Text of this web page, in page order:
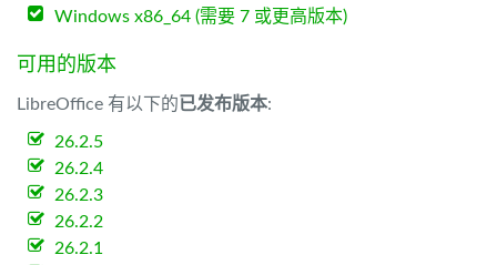
Windows x86_64 (需要 7 或更高版本)
可用的版本
LibreOffice 有以下的已发布版本:
26.2.5
26.2.4
26.2.3
26.2.2
26.2.1